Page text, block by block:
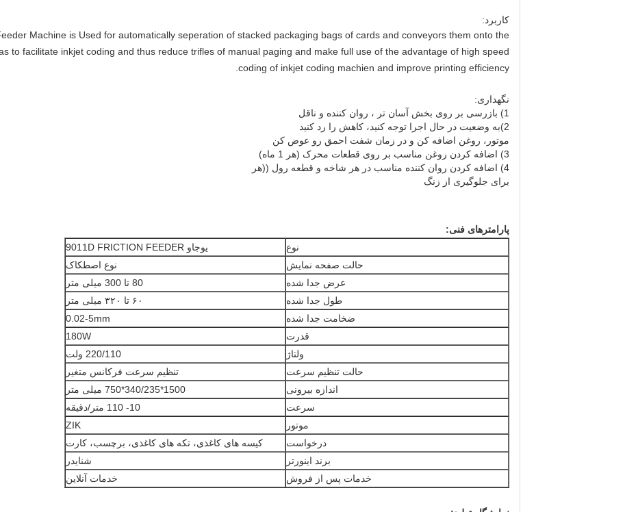
کاربرد:
Machine is Used for automatically seperation of stacked packaging bags of cards and conveyors them onto the
to facilitate inkjet coding and thus reduce trifles of manual paging and make full use of the advantage of high speed
coding of inkjet coding machien and improve printing efficiency.
نگهداری:
1) بازرسی بر روی بخش آسان تر ، روان کننده و ناقل
2)به وضعیت در حال اجرا توجه کنید، کاهش را رد کنید
موتور، روغن اضافه کن و در زمان شفت احمق رو عوض کن
3) اضافه کردن روغن مناسب بر روی قطعات محرک (هر 1 ماه)
4) اضافه کردن روان کننده مناسب در هر شاخه و قطعه رول ((هر
برای جلوگیری از زنگ
پارامترهای فنی:
نوع
یوجاو 9011D FRICTION FEEDER
حالت صفحه نمایش
نوع اصطکاک
عرض جدا شده
80 تا 300 میلی متر
طول جدا شده
۶۰ تا ۳۲۰ میلی متر
ضخامت جدا شده
0.02-5mm
قدرت
180W
ولتاژ
220/110 ولت
حالت تنظیم سرعت
تنظیم سرعت فرکانس متغیر
اندازه بیرونی
1500*340/235*750 میلی متر
سرعت
10- 110 متر/دقیقه
موتور
ZIK
درخواست
کیسه های کاغذی، تکه های کاغذی، برچسب، کارت
برند اینورتر
شنایدر
خدمات پس از فروش
خدمات آنلاین